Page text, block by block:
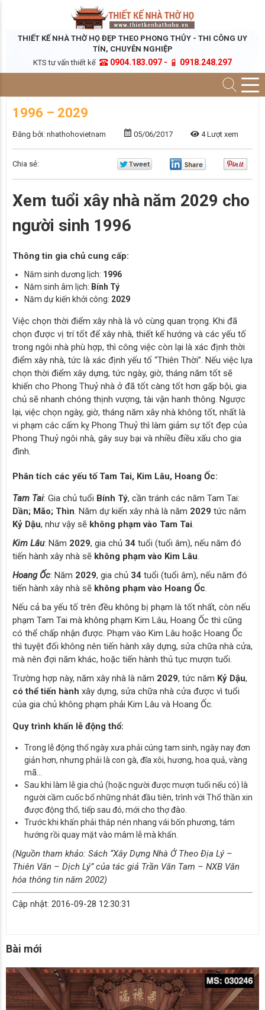
THIẾT KẾ NHÀ THỜ HỌ ĐẸP THEO PHONG THỦY - THI CÔNG UY
TÍN, CHUYÊN NGHIỆP
KTS tư vấn thiết kế
0904.183.097 - 0918.248.297
1996 – 2029
Đăng bởi: nhathohovietnam 05/06/2017 4 Lượt xem
Chia sẻ:
Xem tuổi xây nhà năm 2029 cho
người sinh 1996
Thông tin gia chủ cung cấp:
Năm sinh dương lịch: 1996
Năm sinh âm lịch: Bính Tý
Năm dự kiến khởi công: 2029
Việc chọn thời điểm xây nhà là vô cùng quan trọng. Khi đã
chọn được vị trí tốt để xây nhà, thiết kế hướng và các yếu tố
trong ngôi nhà phù hợp, thì công việc còn lại là xác định thời
điểm xây nhà, tức là xác định yếu tố “Thiên Thời”. Nếu việc lựa
chọn thời điểm xây dựng, tức ngày, giờ, tháng năm tốt sẽ
khiến cho Phong Thuỷ nhà ở đã tốt càng tốt hơn gấp bội, gia
chủ sẽ nhanh chóng thịnh vượng, tài vận hanh thông. Ngược
lại, việc chọn ngày, giờ, tháng năm xây nhà không tốt, nhất là
vi phạm các cấm kỵ Phong Thuỷ thì làm giảm sự tốt đẹp của
Phong Thuỷ ngôi nhà, gây suy bại và nhiều điều xấu cho gia
đình.
Phân tích các yếu tố Tam Tai, Kim Lâu, Hoang Ốc:
Tam Tai: Gia chủ tuổi Bính Tý, cần tránh các năm Tam Tai:
Dần; Mão; Thìn. Năm dự kiến xây nhà là năm 2029 tức năm
Kỷ Dậu, như vậy sẽ không phạm vào Tam Tai.
Kim Lâu: Năm 2029, gia chủ 34 tuổi (tuổi âm), nếu năm đó
tiến hành xây nhà sẽ không phạm vào Kim Lâu.
Hoang Ốc: Năm 2029, gia chủ 34 tuổi (tuổi âm), nếu năm đó
tiến hành xây nhà sẽ không phạm vào Hoang Ốc.
Nếu cả ba yếu tố trên đều không bị phạm là tốt nhất, còn nếu
phạm Tam Tai mà không phạm Kim Lâu, Hoang Ốc thì cũng
có thể chấp nhận được. Phạm vào Kim Lâu hoặc Hoang Ốc
thì tuyệt đối không nên tiến hành xây dựng, sửa chữa nhà cửa,
mà nên đợi năm khác, hoặc tiến hành thủ tục mượn tuổi.
Trường hợp này, năm xây nhà là năm 2029, tức năm Kỷ Dậu,
có thể tiến hành xây dựng, sửa chữa nhà cửa được vì tuổi
của gia chủ không phạm phải Kim Lâu và Hoang Ốc.
Quy trình khấn lễ động thổ:
Trong lễ động thổ ngày xưa phải cúng tam sinh, ngày nay đơn
giản hơn, nhưng phải là con gà, đĩa xôi, hương, hoa quả, vàng
mã…
Sau khi làm lễ gia chủ (hoặc người được mượn tuổi nếu có) là
người cầm cuốc bổ những nhát đầu tiên, trình với Thổ thần xin
được động thổ, tiếp sau đó, mới cho thợ đào.
Trước khi khấn phải thắp nén nhang vái bốn phương, tám
hướng rồi quay mặt vào mâm lễ mà khấn.
(Nguồn tham khảo: Sách “Xây Dựng Nhà Ở Theo Địa Lý –
Thiên Văn – Dịch Lý” của tác giả Trần Văn Tam – NXB Văn
hóa thông tin năm 2002)
Cập nhật: 2016-09-28 12:30:31
Bài mới